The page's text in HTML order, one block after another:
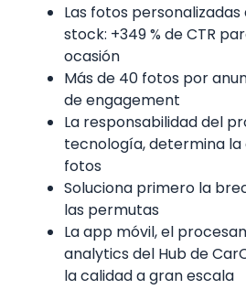
Las fotos
stock: +349 % de CTR
ocasión
Más de 40 fotos por
de engagement
La responsabilidad del
tecnología, determina la
fotos
Soluciona primero la
las permutas
La app móvil, el
analytics del Hub de
la calidad a gran escala